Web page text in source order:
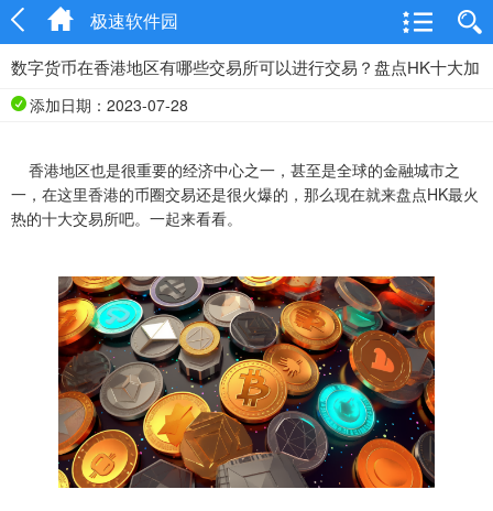
极速软件园
数字货币在香港地区有哪些交易所可以进行交易？盘点HK十大加
添加日期：2023-07-28
香港地区也是很重要的经济中心之一，甚至是全球的金融城市之
一，在这里香港的币圈交易还是很火爆的，那么现在就来盘点HK最火
热的十大交易所吧。一起来看看。